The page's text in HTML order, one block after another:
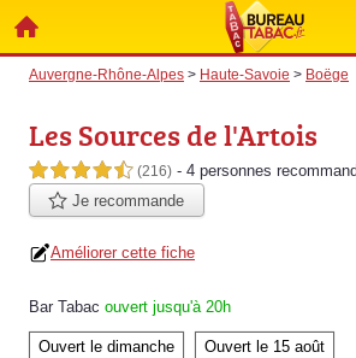
Auvergne-Rhône-Alpes > Haute-Savoie > Boëge
Les Sources de l'Artois
4,5 étoiles sur 5 (216) - 4 personnes
Je recommande
Améliorer cette fiche
Bar Tabac ouvert jusqu'à 20h
Ouvert le dimanche Ouvert le 15 août